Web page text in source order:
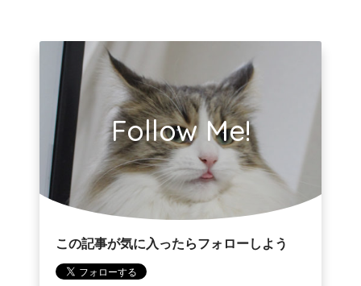
Follow Me!
この記事が気に入ったらフォローしよう